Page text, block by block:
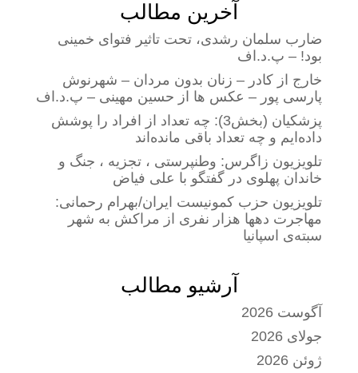
آخرین مطالب
ضارب سلمان رشدی، تحت تاثیر فتوای خمینی
بود! – پ.د.اف
خارج از کادر – زنان بدون مردان – شهرنوش
پارسی پور – عکس ها از حسین مهینی – پ.د.اف
پزشکیان (بخش3): چه تعداد از افراد را پوشش
داده‌ایم و چه تعداد باقی مانده‌اند
تلویزیون زاگرس: وطنپرستی ، تجزیه ، جنگ و
خاندان پهلوی در گفتگو با علی فیاض
تلویزیون حزب کمونیست ایران/بهرام رحمانی:
مهاجرت دهها هزار نفری از مراکش به شهر
سبته‌ی اسپانیا
آرشیو مطالب
آگوست 2026
جولای 2026
ژوئن 2026